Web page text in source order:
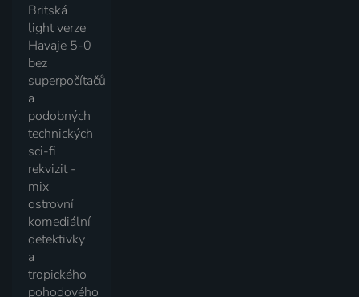
Britská
light verze
Havaje 5-0
bez
superpočítačů
a
podobných
technických
sci-fi
rekvizit -
mix
ostrovní
komediální
detektivky
a
tropického
pohodového